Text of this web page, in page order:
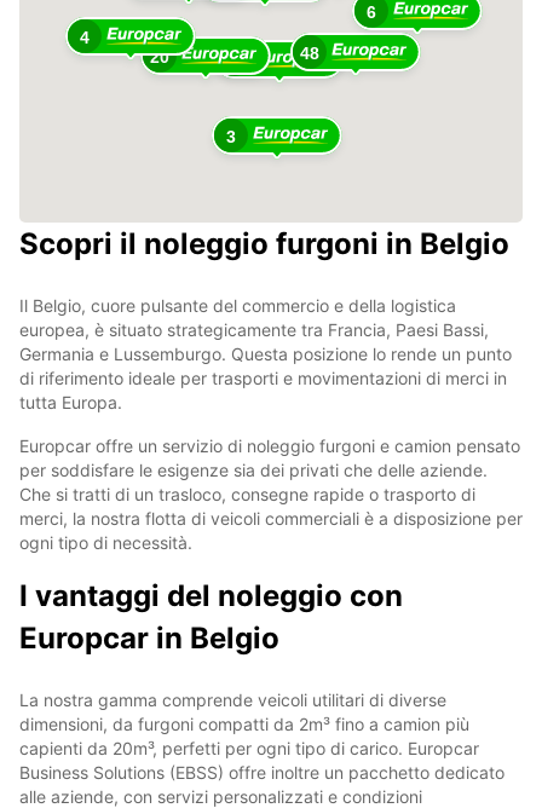
33
20 48
6
4
3
Scopri il noleggio furgoni in Belgio
Il Belgio, cuore pulsante del commercio e della logistica
europea, è situato strategicamente tra Francia, Paesi Bassi,
Germania e Lussemburgo. Questa posizione lo rende un punto
di riferimento ideale per trasporti e movimentazioni di merci in
tutta Europa.
Europcar offre un servizio di noleggio furgoni e camion pensato
per soddisfare le esigenze sia dei privati che delle aziende.
Che si tratti di un trasloco, consegne rapide o trasporto di
merci, la nostra flotta di veicoli commerciali è a disposizione per
ogni tipo di necessità.
I vantaggi del noleggio con
Europcar in Belgio
La nostra gamma comprende veicoli utilitari di diverse
dimensioni, da furgoni compatti da 2m³ fino a camion più
capienti da 20m³, perfetti per ogni tipo di carico. Europcar
Business Solutions (EBSS) offre inoltre un pacchetto dedicato
alle aziende, con servizi personalizzati e condizioni